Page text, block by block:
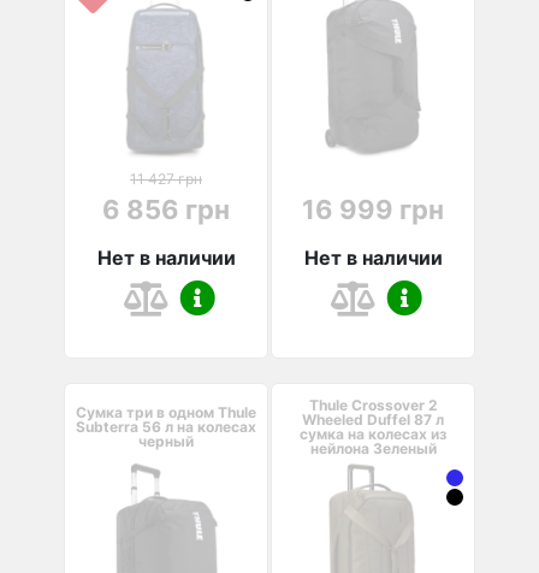
11 427 грн
6 856 грн
Нет в наличии
16 999 грн
Нет в наличии
Сумка три в одном Thule
Subterra 56 л на колесах
черный
Thule Crossover 2
Wheeled Duffel 87 л
сумка на колесах из
нейлона Зеленый